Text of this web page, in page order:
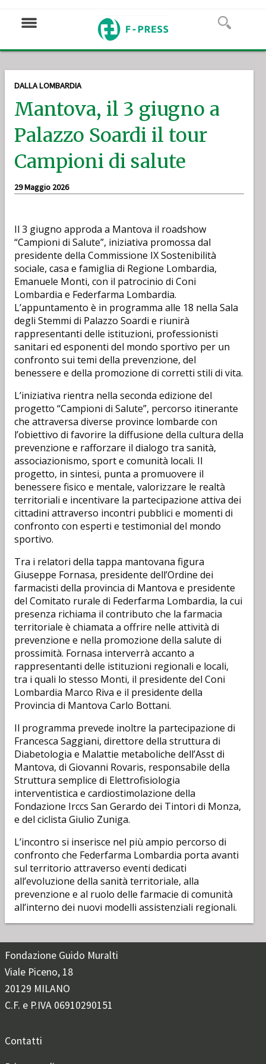
DALLA LOMBARDIA
Mantova, il 3 giugno a
Palazzo Soardi il tour
Campioni di salute
29 Maggio 2026
Il 3 giugno approda a Mantova il roadshow
“Campioni di Salute”, iniziativa promossa dal
presidente della Commissione IX Sostenibilità
sociale, casa e famiglia di Regione Lombardia,
Emanuele Monti, con il patrocinio di Coni
Lombardia e Federfarma Lombardia.
L’appuntamento è in programma alle 18 nella Sala
degli Stemmi di Palazzo Soardi e riunirà
rappresentanti delle istituzioni, professionisti
sanitari ed esponenti del mondo sportivo per un
confronto sui temi della prevenzione, del
benessere e della promozione di corretti stili di vita.
L’iniziativa rientra nella seconda edizione del
progetto “Campioni di Salute”, percorso itinerante
che attraversa diverse province lombarde con
l’obiettivo di favorire la diffusione della cultura della
prevenzione e rafforzare il dialogo tra sanità,
associazionismo, sport e comunità locali. Il
progetto, in sintesi, punta a promuovere il
benessere fisico e mentale, valorizzare le realtà
territoriali e incentivare la partecipazione attiva dei
cittadini attraverso incontri pubblici e momenti di
confronto con esperti e testimonial del mondo
sportivo.
Tra i relatori della tappa mantovana figura
Giuseppe Fornasa, presidente dell’Ordine dei
farmacisti della provincia di Mantova e presidente
del Comitato rurale di Federfarma Lombardia, la cui
presenza richiama il contributo che la farmacia
territoriale è chiamata a offrire nelle attività di
prevenzione e nella promozione della salute di
prossimità. Fornasa interverrà accanto a
rappresentanti delle istituzioni regionali e locali,
tra i quali lo stesso Monti, il presidente del Coni
Lombardia Marco Riva e il presidente della
Provincia di Mantova Carlo Bottani.
Il programma prevede inoltre la partecipazione di
Francesca Saggiani, direttore della struttura di
Diabetologia e Malattie metaboliche dell’Asst di
Mantova, di Giovanni Rovaris, responsabile della
Struttura semplice di Elettrofisiologia
interventistica e cardiostimolazione della
Fondazione Irccs San Gerardo dei Tintori di Monza,
e del ciclista Giulio Zuniga.
L’incontro si inserisce nel più ampio percorso di
confronto che Federfarma Lombardia porta avanti
sul territorio attraverso eventi dedicati
all’evoluzione della sanità territoriale, alla
prevenzione e al ruolo delle farmacie di comunità
all’interno dei nuovi modelli assistenziali regionali.
Fondazione Guido Muralti
Viale Piceno, 18
20129 MILANO
C.F. e P.IVA 06910290151
Contatti